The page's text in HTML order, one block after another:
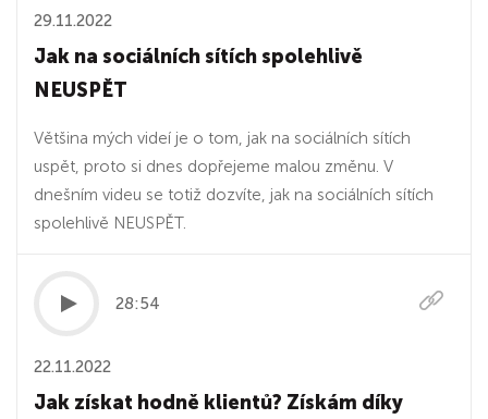
29.11.2022
Jak na sociálních sítích spolehlivě
NEUSPĚT
Většina mých videí je o tom, jak na sociálních sítích
uspět, proto si dnes dopřejeme malou změnu. V
dnešním videu se totiž dozvíte, jak na sociálních sítích
spolehlivě NEUSPĚT.
28:54
22.11.2022
Jak získat hodně klientů? Získám díky